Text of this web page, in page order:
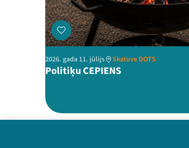
2026. gada 11. jūlijs Skatuve DOTS
Politiķu CEPIENS